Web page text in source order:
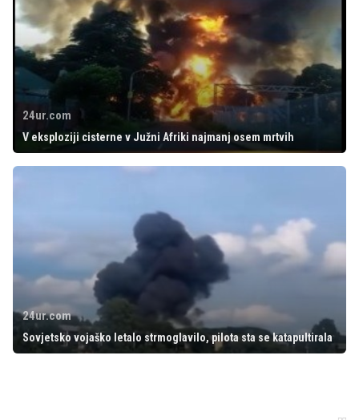
24ur.com
V eksploziji cisterne v Južni Afriki najmanj osem mrtvih
24ur.com
Sovjetsko vojaško letalo strmoglavilo, pilota sta se katapultirala